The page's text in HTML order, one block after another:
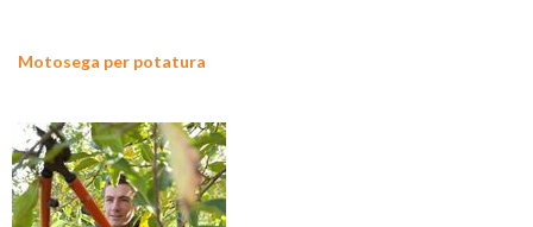
Motosega per potatura